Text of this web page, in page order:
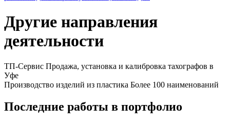
Другие направления
деятельности
ТП-Сервис Продажа, установка и калибровка тахографов в
Уфе
Производство изделий из пластика Более 100 наименований
Последние работы в портфолио